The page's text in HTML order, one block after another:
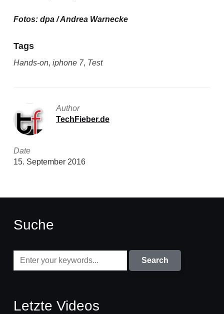
Fotos: dpa / Andrea Warnecke
Tags
Hands-on, iphone 7, Test
Author
TechFieber.de
Date
15. September 2016
Suche
Letzte Videos